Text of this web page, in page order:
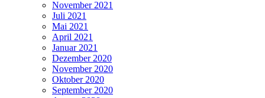
November 2021
Juli 2021
Mai 2021
April 2021
Januar 2021
Dezember 2020
November 2020
Oktober 2020
September 2020